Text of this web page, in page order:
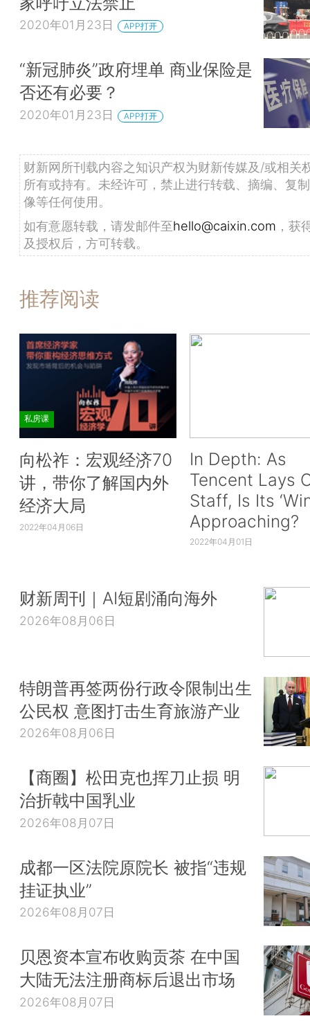
2020年01月23日 APP打开
“新冠肺炎”政府埋单 商业保险是
否还有必要？
2020年01月23日 APP打开
财新网所刊载内容之知识产权为财新传媒及/或相关
所有或持有。未经许可，禁止进行转载、摘编、复
像等任何使用。
如有意愿转载，请发邮件至hello@caixin.com ，获
及授权后，方可转载。
推荐阅读
私房课
向松祚：宏观经济70
讲，带你了解国内外
经济大局
2022年04月06日
In Depth: As
Tencent Lays
Staff, Is Its
Approaching?
2022年04月01日
财新周刊｜AI短剧涌向海外
2026年08月06日
特朗普再签两份行政令限制出生
公民权 意图打击生育旅游产业
2026年08月06日
【商圈】松田克也挥刀止损 明
治折戟中国乳业
2026年08月07日
成都一区法院原院长 被指“违规
挂证执业”
2026年08月07日
贝恩资本宣布收购贡茶 在中国
大陆无法注册商标后退出市场
2026年08月07日